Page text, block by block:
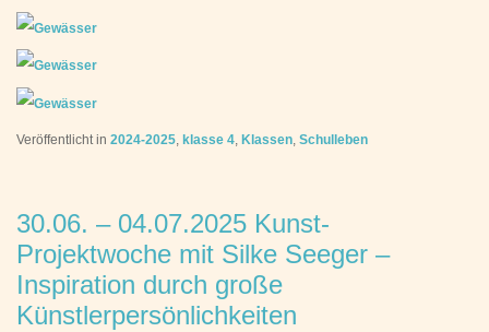
Veröffentlicht in 2024-2025, klasse 4, Klassen, Schulleben
30.06. – 04.07.2025 Kunst-
Projektwoche mit Silke Seeger –
Inspiration durch große
Künstlerpersönlichkeiten